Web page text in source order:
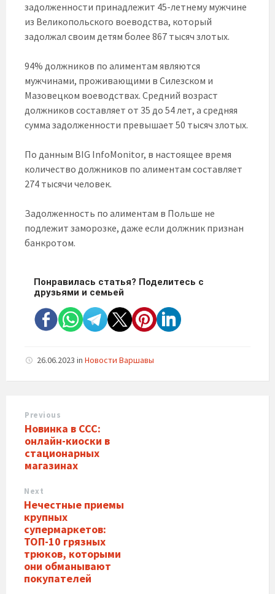
задолженности принадлежит 45-летнему мужчине
из Великопольского воеводства, который
задолжал своим детям более 867 тысяч злотых.
94% должников по алиментам являются
мужчинами, проживающими в Силезском и
Мазовецком воеводствах. Средний возраст
должников составляет от 35 до 54 лет, а средняя
сумма задолженности превышает 50 тысяч злотых.
По данным BIG InfoMonitor, в настоящее время
количество должников по алиментам составляет
274 тысячи человек.
Задолженность по алиментам в Польше не
подлежит заморозке, даже если должник признан
банкротом.
Понравилась статья? Поделитесь с
друзьями и семьей
26.06.2023 in Новости Варшавы
Previous
Новинка в ССС:
онлайн-киоски в
стационарных
магазинах
Next
Нечестные приемы
крупных
супермаркетов:
ТОП-10 грязных
трюков, которыми
они обманывают
покупателей